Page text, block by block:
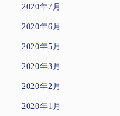
2020年7月
2020年6月
2020年5月
2020年3月
2020年2月
2020年1月